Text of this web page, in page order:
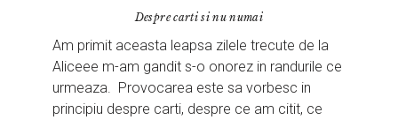
Despre carti si nu numai
Am primit aceasta leapsa zilele trecute de la
Aliceee m-am gandit s-o onorez in randurile ce
urmeaza. Provocarea este sa vorbesc in
principiu despre carti, despre ce am citit, ce